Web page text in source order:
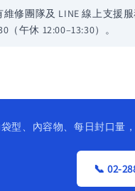
修團隊及 LINE 線上支援
午休 12:00–13:30）。
型、內容物、每日封口量
📞 02-